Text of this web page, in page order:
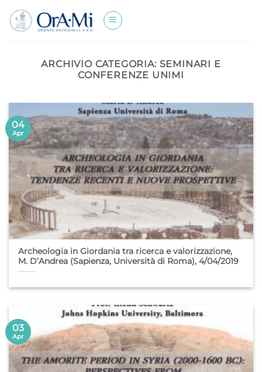
Salta
contenuti
ARCHIVIO CATEGORIA: SEMINARI E
CONFERENZE UNIMI
Archeologia in Giordania tra ricerca e valorizzazione,
M. D’Andrea (Sapienza, Università di Roma), 4/04/2019
04
Apr
03
Apr